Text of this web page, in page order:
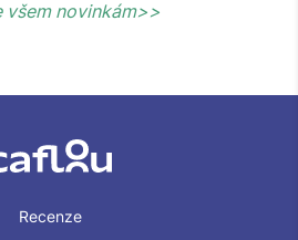
všem novinkám>>
Recenze